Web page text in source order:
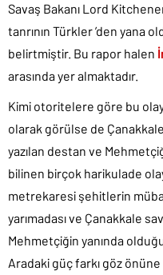
Savaş Bakanı Lord
tanrının Türkler ’den yana
belirtmiştir. Bu rapor halen
arasında yer almaktadır.
Kimi otoritelere göre bu
olarak görülse de
yazılan destan ve
bilinen birçok harikulade
metrekaresi şehitlerin
yarımadası ve Çanakkale
Mehmetçiğin yanında
Aradaki güç farkı göz önüne